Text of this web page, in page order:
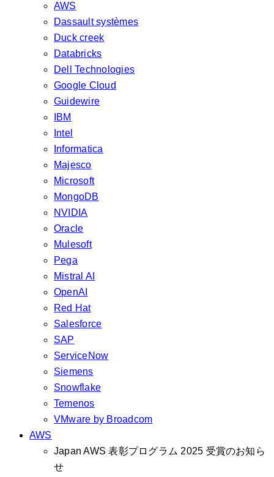
AWS
Dassault systèmes
Duck creek
Databricks
Dell Technologies
Google Cloud
Guidewire
IBM
Intel
Informatica
Majesco
Microsoft
MongoDB
NVIDIA
Oracle
Mulesoft
Pega
Mistral AI
OpenAI
Red Hat
Salesforce
SAP
ServiceNow
Siemens
Snowflake
Temenos
VMware by Broadcom
AWS
Japan AWS 表彰プログラム 2025 受賞のお知ら
せ